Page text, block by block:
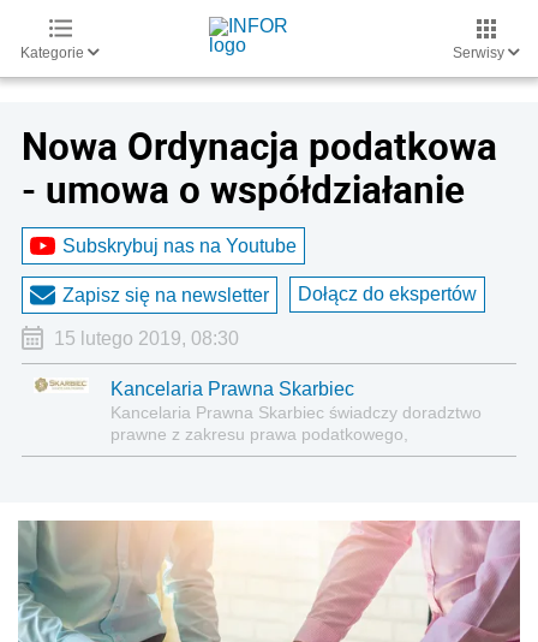
Kategorie Serwisy
Nowa Ordynacja podatkowa
- umowa o współdziałanie
Subskrybuj nas na Youtube
Zapisz się na newsletter Dołącz do ekspertów
15 lutego 2019, 08:30
Kancelaria Prawna Skarbiec
Kancelaria Prawna Skarbiec świadczy doradztwo
prawne z zakresu prawa podatkowego,
gospodarczego, cywilnego i karnego.